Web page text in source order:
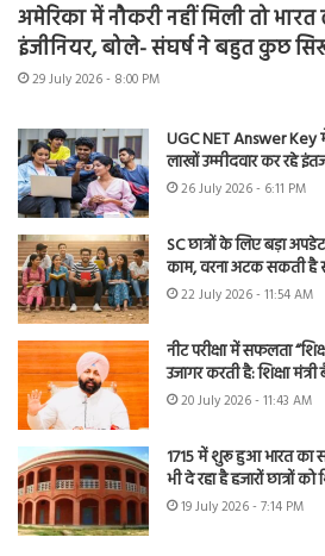
अमेरिका में नौकरी नहीं मिली तो
इंजीनियर, बोले- संघर्ष ने बहुत कुछ
29 July 2026 - 8:00 PM
UGC NET Answer Key
लाखों उम्मीदवार कर रहे
26 July 2026 - 6:11 PM
SC छात्रों के लिए बड़ा
काम, वरना अटक सकती है
22 July 2026 - 11:54 AM
नीट परीक्षा में सफलता
उजागर करती है: शिक्षा
20 July 2026 - 11:43 AM
1715 में शुरू हुआ भारत का
भी दे रहा है हजारों छात्रों को
19 July 2026 - 7:14 PM